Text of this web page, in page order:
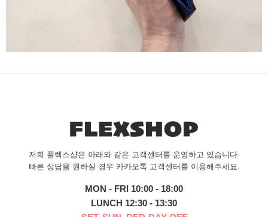
저희 플렉스샵은 아래와 같은 고객센터를 운영하고 있습니다.
빠른 상담을 원하실 경우 카카오톡 고객센터를 이용해주세요.
MON - FRI 10:00 - 18:00
LUNCH 12:30 - 13:30